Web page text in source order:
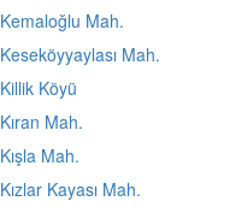
Kemaloğlu Mah.
Keseköyyaylası Mah.
Killik Köyü
Kıran Mah.
Kışla Mah.
Kızlar Kayası Mah.